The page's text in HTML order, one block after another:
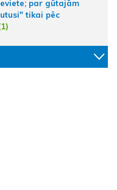
par gūtajām
tikai pēc